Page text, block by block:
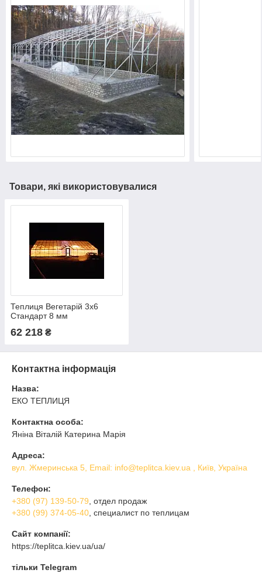
Товари, які використовувалися
Теплиця Вегетарій 3х6
Стандарт 8 мм
62 218 ₴
Контактна інформація
Назва:
ЕКО ТЕПЛИЦЯ
Контактна особа:
Яніна Віталій Катерина Марія
Адреса:
вул. Жмеринська 5, Email: info@teplitca.kiev.ua , Київ, Україна
Телефон:
+380 (97) 139-50-79, отдел продаж
+380 (99) 374-05-40, специалист по теплицам
Сайт компанії:
https://teplitca.kiev.ua/ua/
тільки Telegram